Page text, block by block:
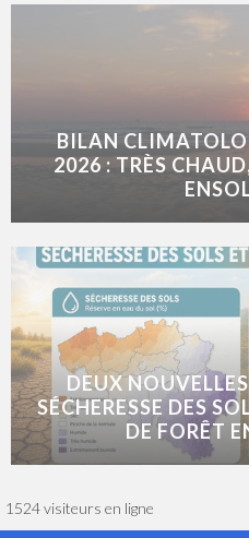
BILAN
2026 : TRÈS
DEUX
SÉCHERESSE DES
DE FORÊT
1524 visiteurs en ligne